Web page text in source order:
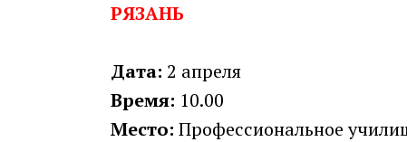
РЯЗАНЬ
Дата: 2 апреля
Время: 10.00
Место: Профессиональное